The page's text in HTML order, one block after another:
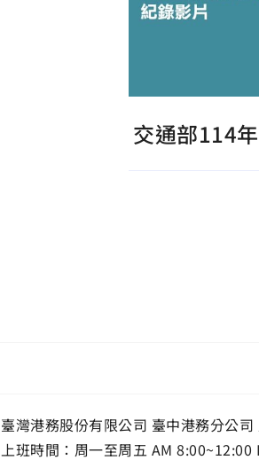
交通部114
臺灣港務股份有限公司 臺中港務分公司
上班時間：周一至周五 AM